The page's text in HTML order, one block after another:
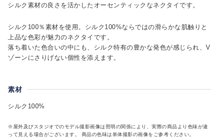
シルク素材の良さを活かしたオーセンティックなネクタイです。
シルク100％素材を使用。シルク100%ならではの滑らかな肌触りと
上品な色彩が魅力のネクタイです。
落ち着いた色合いの中にも、シルク特有の豊かな発色が感じられ、V
ゾーンにさりげない個性を添えます。
素材
シルク100%
※屋外及びスタジオでのモデル撮影画像は照明の関係により、実際の商品より色味が違
って見える場合がございます。 商品の色味は単体撮影の画像をご参考ください。